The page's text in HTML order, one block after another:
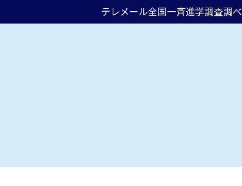
テレメール全国一斉進学調査調べ